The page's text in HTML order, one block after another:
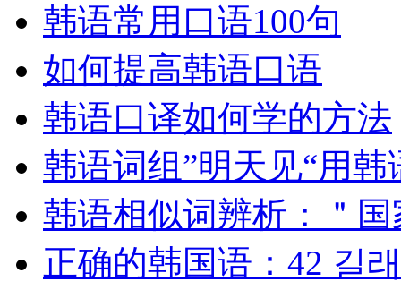
韩语常用口语100句
如何提高韩语口语
韩语口译如何学的方法
韩语词组”明天见“用
韩语相似词辨析：＂
正确的韩国语：42 길